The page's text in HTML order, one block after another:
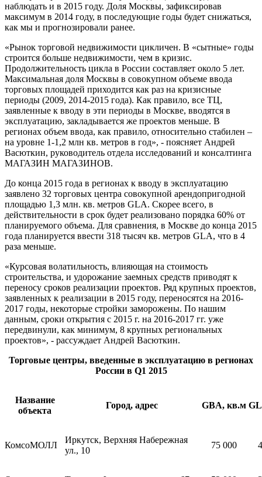
наблюдать и в 2015 году. Доля Москвы, зафиксировав
максимум в 2014 году, в последующие годы будет снижаться,
как мы и прогнозировали ранее.
«Рынок торговой недвижимости цикличен. В «сытные» годы
строится больше недвижимости, чем в кризис.
Продолжительность цикла в России составляет около 5 лет.
Максимальная доля Москвы в совокупном объеме ввода
торговых площадей приходится как раз на кризисные
периоды (2009, 2014-2015 года). Как правило, все ТЦ,
заявленные к вводу в эти периоды в Москве, вводятся в
эксплуатацию, закладывается же проектов меньше. В
регионах объем ввода, как правило, относительно стабилен –
на уровне 1-1,2 млн кв. метров в год», - поясняет Андрей
Васюткин, руководитель отдела исследований и консалтинга
МАГАЗИН МАГАЗИНОВ.
До конца 2015 года в регионах к вводу в эксплуатацию
заявлено 32 торговых центра совокупной арендопригодной
площадью 1,3 млн. кв. метров GLA. Скорее всего, в
действительности в срок будет реализовано порядка 60% от
планируемого объема. Для сравнения, в Москве до конца 2015
года планируется ввести 318 тысяч кв. метров GLA, что в 4
раза меньше.
«Курсовая волатильность, влияющая на стоимость
строительства, и удорожание заемных средств приводят к
переносу сроков реализации проектов. Ряд крупных проектов,
заявленных к реализации в 2015 году, переносятся на 2016-
2017 годы, некоторые стройки заморожены. По нашим
данным, сроки открытия с 2015 г. на 2016-2017 гг. уже
передвинули, как минимум, 8 крупных региональных
проектов», - рассуждает Андрей Васюткин.
Торговые центры, введенные в эксплуатацию в регионах
России в Q1 2015
Название
объекта
Город, адрес GBA, кв.м
КомсоМОЛЛ
Иркутск, Верхняя Набережная
ул., 10
75 000